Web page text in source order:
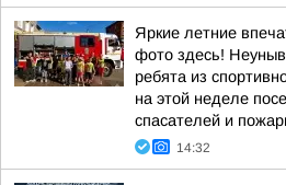
Яркие летние
фото здесь!
ребята из
на этой неделе
спасателей и
14:32